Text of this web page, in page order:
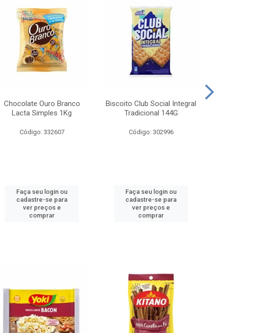
Chocolate Ouro Branco
Lacta Simples 1Kg
Código: 332607
Faça seu login ou
cadastre-se para
ver preços e
comprar
Biscoito Club Social Integral
Tradicional 144G
Código: 302996
Faça seu login ou
cadastre-se para
ver preços e
comprar